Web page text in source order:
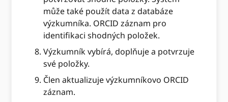
může také použít data z databáze
výzkumníka. ORCID záznam pro
identifikaci shodných položek.
Výzkumník vybírá, doplňuje a potvrzuje
své položky.
Člen aktualizuje výzkumníkovo ORCID
záznam.